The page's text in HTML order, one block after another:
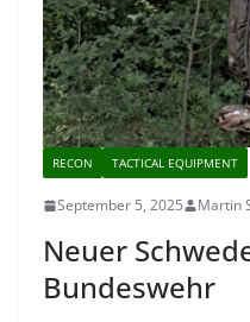
RECON TACTICAL EQUIPMENT
September 5, 2025 Martin
Neuer
Bundeswehr